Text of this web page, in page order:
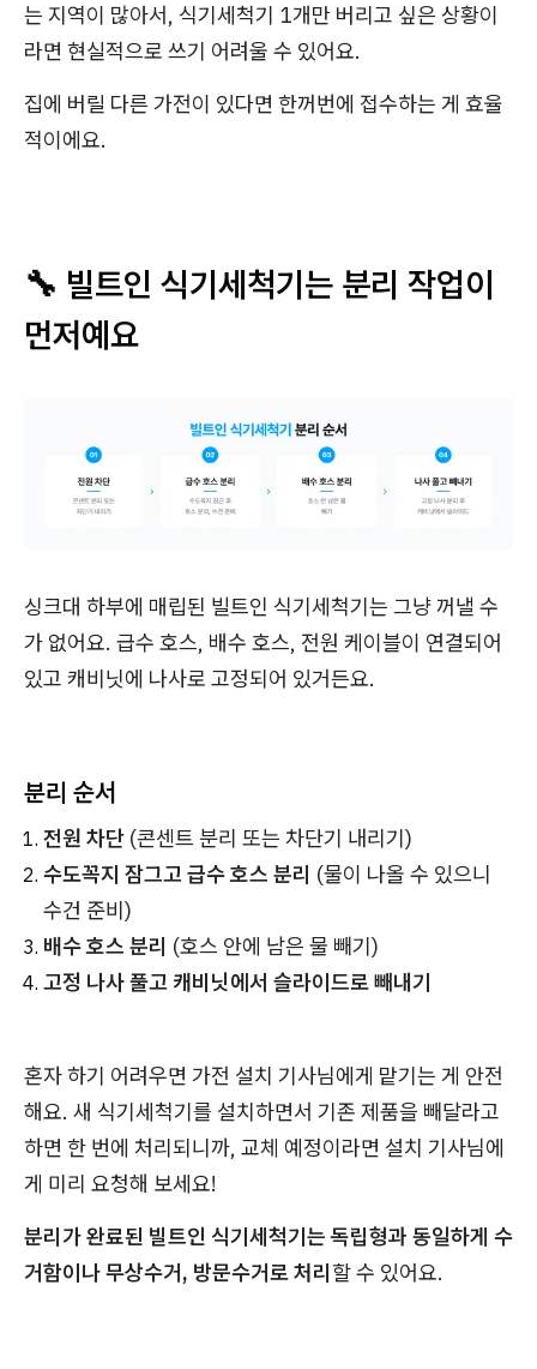
는 지역이 많아서, 식기세척기 1개만 버리고 싶은 상황이
라면 현실적으로 쓰기 어려울 수 있어요.
집에 버릴 다른 가전이 있다면 한꺼번에 접수하는 게 효율
적이에요.
🔧 빌트인 식기세척기는 분리 작업이
먼저예요
싱크대 하부에 매립된 빌트인 식기세척기는 그냥 꺼낼 수
가 없어요. 급수 호스, 배수 호스, 전원 케이블이 연결되어
있고 캐비닛에 나사로 고정되어 있거든요.
분리 순서
전원 차단 (콘센트 분리 또는 차단기 내리기)
수도꼭지 잠그고 급수 호스 분리 (물이 나올 수 있으니
수건 준비)
배수 호스 분리 (호스 안에 남은 물 빼기)
고정 나사 풀고 캐비닛에서 슬라이드로 빼내기
혼자 하기 어려우면 가전 설치 기사님에게 맡기는 게 안전
해요. 새 식기세척기를 설치하면서 기존 제품을 빼달라고
하면 한 번에 처리되니까, 교체 예정이라면 설치 기사님에
게 미리 요청해 보세요!
분리가 완료된 빌트인 식기세척기는 독립형과 동일하게 수
거함이나 무상수거, 방문수거로 처리할 수 있어요.